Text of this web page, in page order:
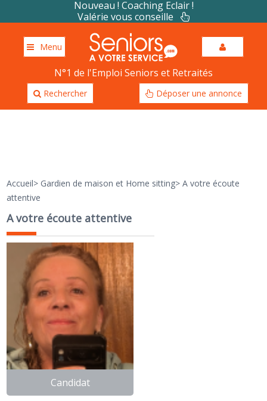
Nouveau ! Coaching Eclair !
Valérie vous conseille
Menu
N°1 de l'Emploi Seniors et Retraités
Rechercher Déposer une annonce
Accueil> Gardien de maison et Home sitting>A votre écoute
attentive
A votre écoute attentive
Candidat